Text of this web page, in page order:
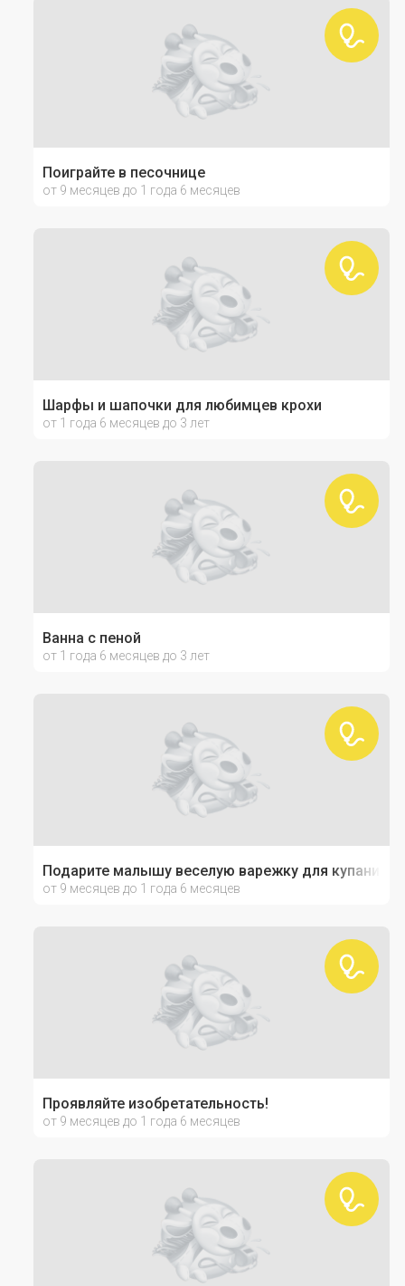
Поиграйте в песочнице
от 9 месяцев до 1 года 6 месяцев
Шарфы и шапочки для любимцев крохи
от 1 года 6 месяцев до 3 лет
Ванна с пеной
от 1 года 6 месяцев до 3 лет
Подарите малышу веселую варежку для купания!
от 9 месяцев до 1 года 6 месяцев
Проявляйте изобретательность!
от 9 месяцев до 1 года 6 месяцев